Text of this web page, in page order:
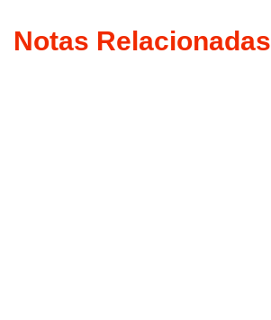
Notas Relacionadas